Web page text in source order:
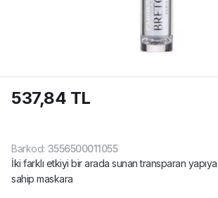
537,84 TL
Barkod: 3556500011055
İki farklı etkiyi bir arada sunan transparan yapıya
sahip maskara